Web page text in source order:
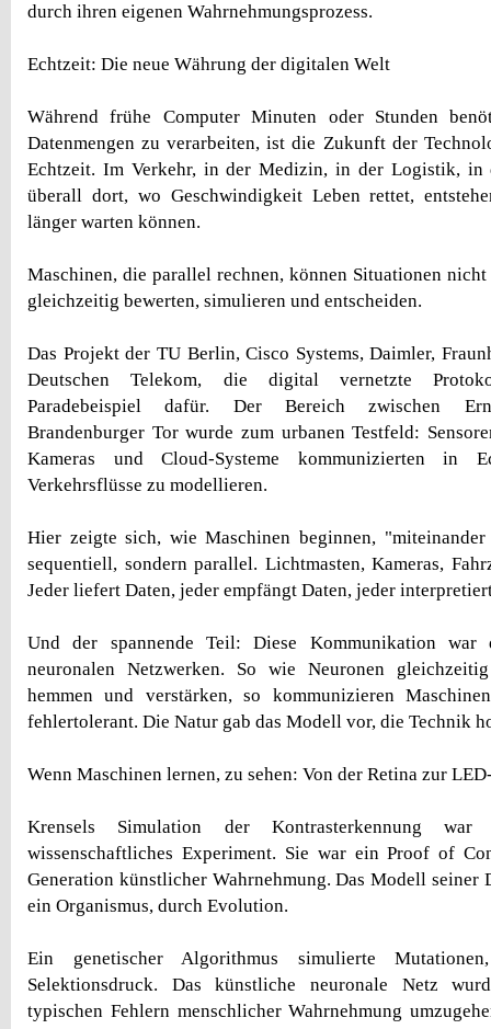
durch ihren eigenen Wahrnehmungsprozess.
Echtzeit: Die neue Währung der digitalen Welt
Während frühe Computer Minuten oder Stunden
Datenmengen zu verarbeiten, ist die Zukunft der
Echtzeit. Im Verkehr, in der Medizin, in der Logistik, in
überall dort, wo Geschwindigkeit Leben rettet,
länger warten können.
Maschinen, die parallel rechnen, können Situationen nicht
gleichzeitig bewerten, simulieren und entscheiden.
Das Projekt der TU Berlin, Cisco Systems, Daimler,
Deutschen Telekom, die digital vernetzte
Paradebeispiel dafür. Der Bereich zwischen
Brandenburger Tor wurde zum urbanen Testfeld:
Kameras und Cloud-Systeme kommunizierten in
Verkehrsflüsse zu modellieren.
Hier zeigte sich, wie Maschinen beginnen,
sequentiell, sondern parallel. Lichtmasten, Kameras,
Jeder liefert Daten, jeder empfängt Daten, jeder
Und der spannende Teil: Diese Kommunikation
neuronalen Netzwerken. So wie Neuronen
hemmen und verstärken, so kommunizieren
fehlertolerant. Die Natur gab das Modell vor, die Technik
Wenn Maschinen lernen, zu sehen: Von der Retina zur
Krensels Simulation der Kontrasterkennung
wissenschaftliches Experiment. Sie war ein Proof of
Generation künstlicher Wahrnehmung. Das Modell seiner
ein Organismus, durch Evolution.
Ein genetischer Algorithmus simulierte
Selektionsdruck. Das künstliche neuronale Netz
typischen Fehlern menschlicher Wahrnehmung